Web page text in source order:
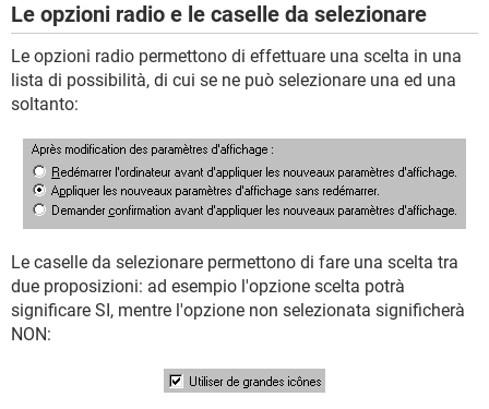
Le opzioni radio e le caselle da selezionare
Le opzioni radio permettono di effettuare una scelta in una
lista di possibilità, di cui se ne può selezionare una ed una
soltanto:
Le caselle da selezionare permettono di fare una scelta tra
due proposizioni: ad esempio l'opzione scelta potrà
significare SI, mentre l'opzione non selezionata significherà
NON: